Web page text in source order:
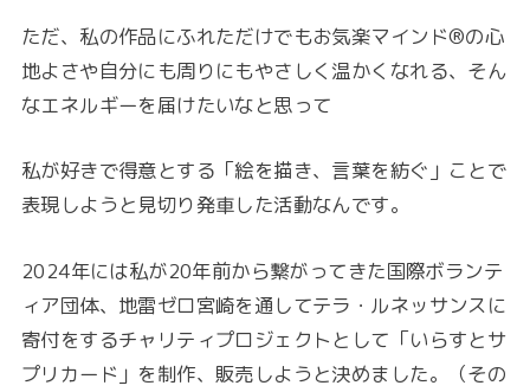
ただ、私の作品にふれただけでもお気楽マインド®の心
地よさや自分にも周りにもやさしく温かくなれる、そん
なエネルギーを届けたいなと思って
私が好きで得意とする「絵を描き、言葉を紡ぐ」ことで
表現しようと見切り発車した活動なんです。
2024年には私が20年前から繋がってきた国際ボランテ
ィア団体、地雷ゼロ宮崎を通してテラ・ルネッサンスに
寄付をするチャリティプロジェクトとして「いらすとサ
プリカード」を制作、販売しようと決めました。（その